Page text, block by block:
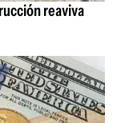
reaviva